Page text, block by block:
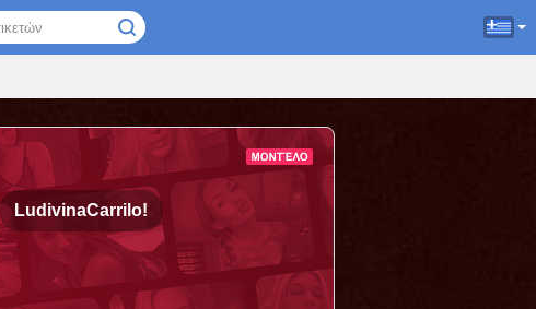
LudivinaCarrilo!